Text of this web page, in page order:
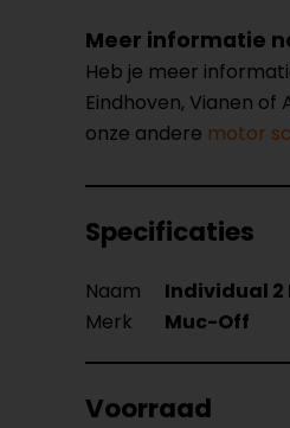
Meer informatie
Heb je meer
Eindhoven, Vianen
onze andere motor
Specificaties
Naam Individual 2
Merk
Muc-Off
Voorraad